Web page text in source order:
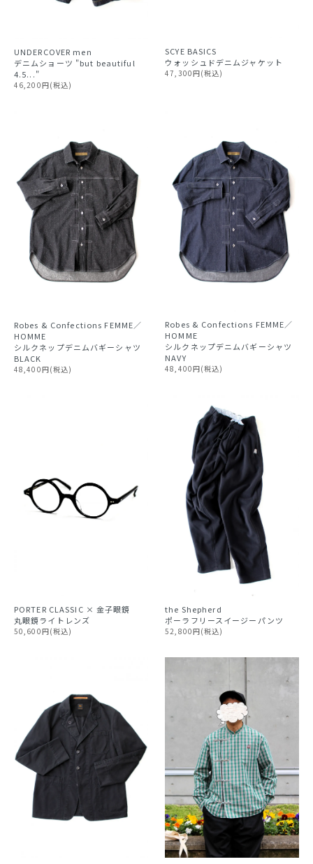
UNDERCOVER men
デニムショーツ "but beautiful
4.5..."
46,200円(税込)
SCYE BASICS
ウォッシュドデニムジャケット
47,300円(税込)
Robes & Confections FEMME／
HOMME
シルクネップデニムバギーシャツ
BLACK
48,400円(税込)
Robes & Confections FEMME／
HOMME
シルクネップデニムバギーシャツ
NAVY
48,400円(税込)
PORTER CLASSIC × 金子眼鏡
丸眼鏡ライトレンズ
50,600円(税込)
the Shepherd
ポーラフリースイージーパンツ
52,800円(税込)